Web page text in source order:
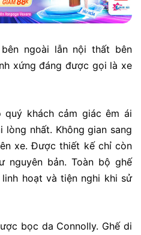
ngoài lẫn nội thất bên
xứng đáng được gọi là xe
quý khách cảm giác êm ái
lòng nhất. Không gian sang
xe. Được thiết kế chỉ còn
nguyên bản. Toàn bộ ghế
hoạt và tiện nghi khi sử
bọc da Connolly. Ghế di